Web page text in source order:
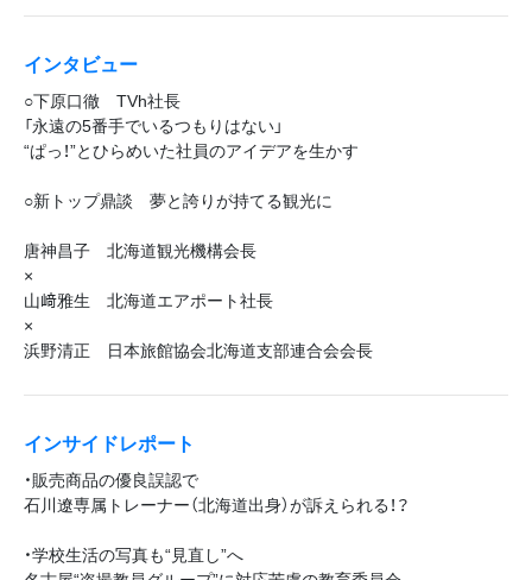
インタビュー
○下原口徹 TVh社長
「永遠の5番手でいるつもりはない」
“ぱっ！”とひらめいた社員のアイデアを生かす
○新トップ鼎談 夢と誇りが持てる観光に
唐神昌子 北海道観光機構会長
×
山﨑雅生 北海道エアポート社長
×
浜野清正 日本旅館協会北海道支部連合会会長
インサイドレポート
・販売商品の優良誤認で
石川遼専属トレーナー（北海道出身）が訴えられる！？
・学校生活の写真も“見直し”へ